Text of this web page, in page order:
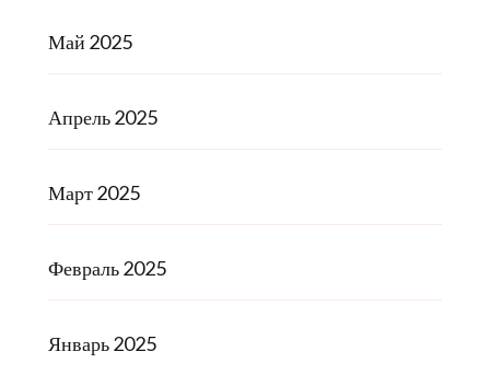
Май 2025
Апрель 2025
Март 2025
Февраль 2025
Январь 2025